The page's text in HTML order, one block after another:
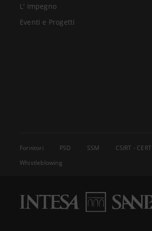
L' Impegno
Eventi e Progetti
Fornitori PSD SSM CSIRT - CERT
Whistleblowing